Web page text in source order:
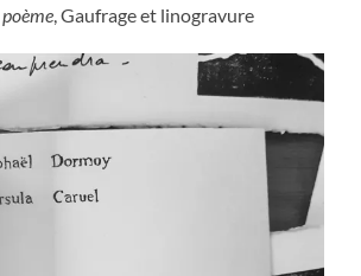
, Gaufrage et linogravure